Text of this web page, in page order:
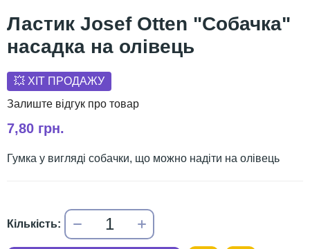
Ластик Josef Otten "Собачка"
насадка на олівець
💥 ХІТ ПРОДАЖУ
7,80 грн.
Гумка у вигляді собачки, що можно надіти на олівець